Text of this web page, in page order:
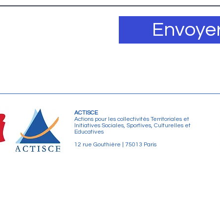
ACTISCE
Actions pour les collectivités Territoriales et
Initiatives Sociales, Sportives, Culturelles et
Educatives
12 rue Gouthière | 75013 Paris